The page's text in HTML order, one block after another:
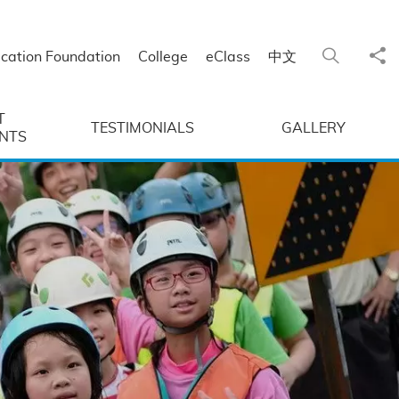
Foundation College eClass 中文 Search
TESTIMONIALS GALLERY